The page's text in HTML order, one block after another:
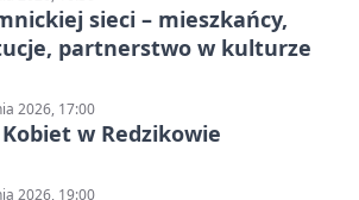
sieci – mieszkańcy,
partnerstwo w kulturze
2026, 17:00
w Redzikowie
2026, 19:00